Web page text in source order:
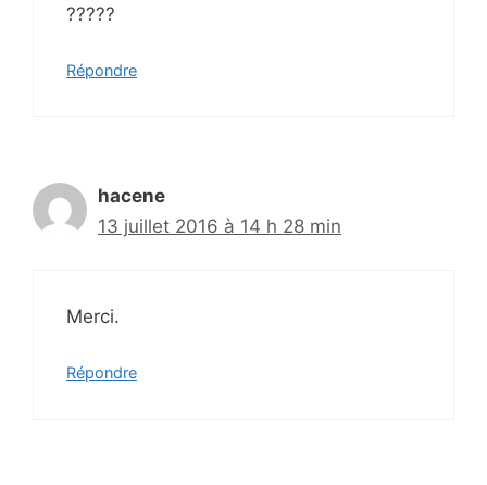
?????
Répondre
hacene
13 juillet 2016 à 14 h 28 min
Merci.
Répondre